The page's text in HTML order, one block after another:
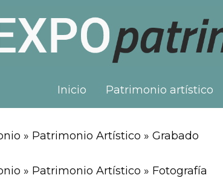
Inicio Patrimonio artístico
» Patrimonio Artístico » Grabado
» Patrimonio Artístico » Fotografía